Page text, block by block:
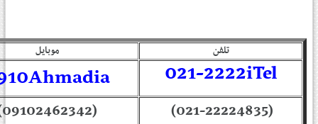
تلفن موبایل
021-2222iTel
(021-22224835)
(09102462342)